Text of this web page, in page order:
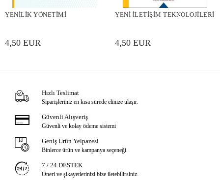
YENİLİK YÖNETİMİ
4,50 EUR
YENİ İLETİŞİM TEKNOLOJİLERİ
4,50 EUR
Hızlı Teslimat
Siparişleriniz en kısa sürede elinize ulaşır.
Güvenli Alışveriş
Güvenli ve kolay ödeme sistemi
Geniş Ürün Yelpazesi
Binlerce ürün ve kampanya seçeneği
7 / 24 DESTEK
Öneri ve şikayetlerinizi bize iletebilirsiniz.